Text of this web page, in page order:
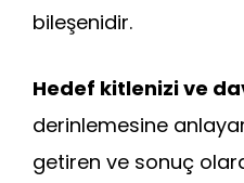
bileşenidir.
Hedef kitlenizi ve
derinlemesine
getiren ve sonuç